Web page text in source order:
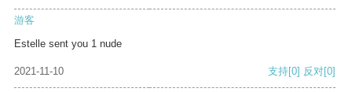
游客
Estelle sent you 1 nude
2021-11-10 支持[0] 反对[0]